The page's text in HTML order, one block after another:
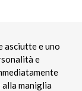
asciutte e uno
e
maniglia